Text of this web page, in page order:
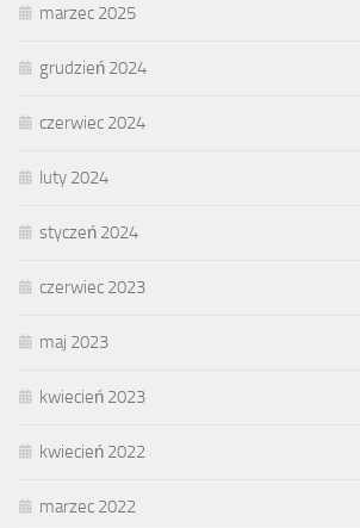
marzec 2025
grudzień 2024
czerwiec 2024
luty 2024
styczeń 2024
czerwiec 2023
maj 2023
kwiecień 2023
kwiecień 2022
marzec 2022